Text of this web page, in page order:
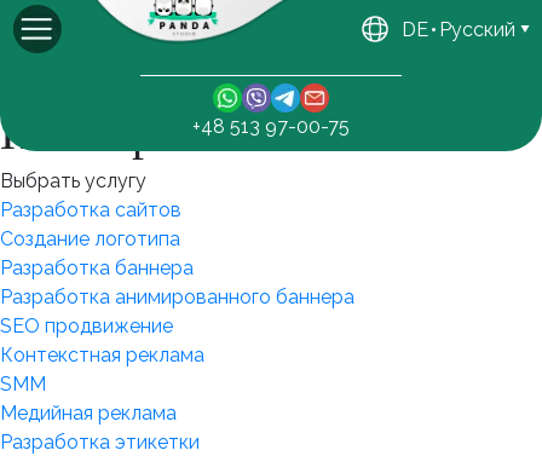
+48 513 97-00-75
DE Русский
Наши работы
Выбрать услугу
Разработка сайтов
Создание логотипа
Разработка баннера
Разработка анимированного баннера
SEO продвижение
Контекстная реклама
SMM
Медийная реклама
Разработка этикетки